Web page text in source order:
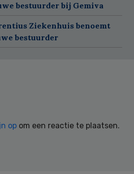
bestuurder bij Gemiva
Ziekenhuis benoemt
bestuurder
op om een reactie te plaatsen.